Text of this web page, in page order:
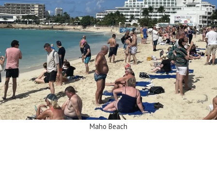
Maho Beach